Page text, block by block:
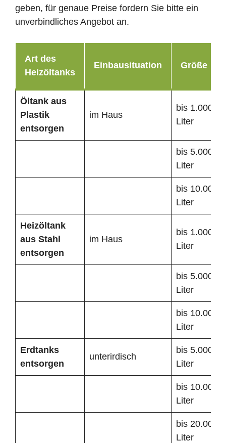
geben, für genaue Preise fordern Sie bitte ein
unverbindliches Angebot an.
Art des
Heizöltanks
Einbausituation Größe
Öltank aus
Plastik
entsorgen
im Haus
bis 1.000
Liter
bis 5.000
Liter
bis 10.000
Liter
Heizöltank
aus Stahl
entsorgen
im Haus
bis 1.000
Liter
bis 5.000
Liter
bis 10.000
Liter
Erdtanks
entsorgen
unterirdisch
bis 5.000
Liter
bis 10.000
Liter
bis 20.000
Liter